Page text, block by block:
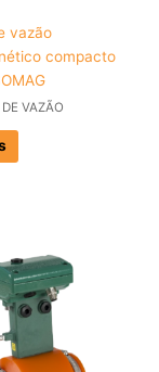
vazão
compacto
VAZÃO